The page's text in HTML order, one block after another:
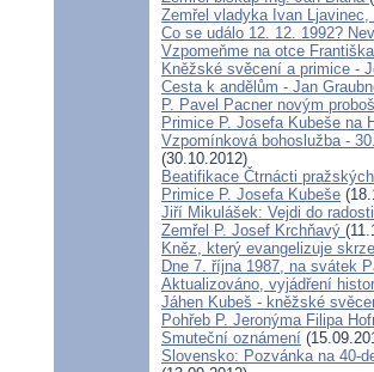
Zemřel vladyka Ivan
Co se událo 12. 12. 1992?
Vzpomeňme na otce
Kněžské svěcení a primice -
Cesta k andělům - Jan
P. Pavel Pacner novým
Primice P. Josefa Kubeše na
Vzpomínková bohoslužba -
(30.10.2012)
Beatifikace Čtrnácti
Primice P. Josefa Kubeše
Jiří Mikulášek: Vejdi do
Zemřel P. Josef Krchňavý
Kněz, který evangelizuje
Dne 7. října 1987, na svátek
Aktualizováno, vyjádření
Jáhen Kubeš - kněžské
Pohřeb P. Jeronýma Filipa
Smuteční oznámení
Slovensko: Pozvánka na 40-